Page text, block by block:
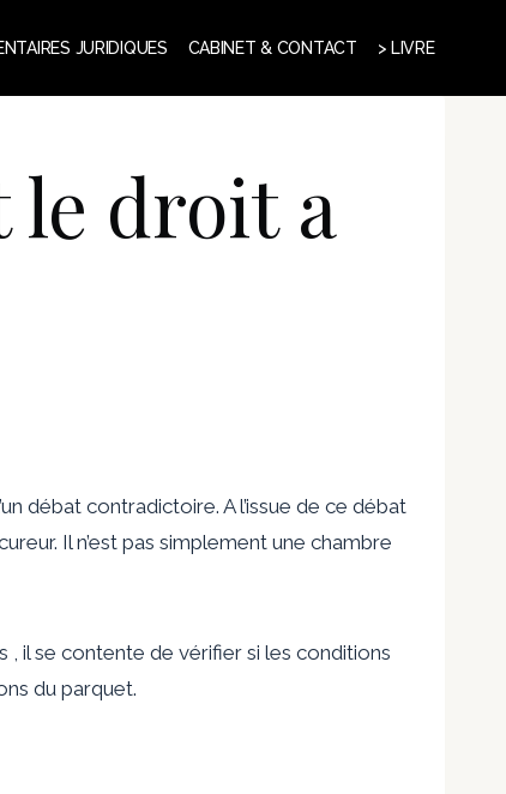
JURIDIQUES CABINET & CONTACT > LIVRE
le droit a
débat contradictoire. A l’issue de ce débat
Il n’est pas simplement une chambre
, il se contente de vérifier si les conditions
du parquet.